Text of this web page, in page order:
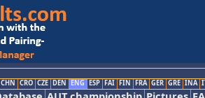
CHN CRO CZE DEN ENG ESP FAI FIN FRA GER GRE INA